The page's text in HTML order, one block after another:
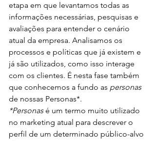
etapa em que levantamos todas as
informações necessárias, pesquisas e
avaliações para entender o cenário
atual da empresa. Analisamos os
processos e políticas que já existem e
já são utilizados, como isso interage
com os clientes. É nesta fase também
que conhecemos a fundo as personas
de nossas Personas*.
*Personas é um termo muito utilizado
no marketing atual para descrever o
perfil de um determinado público-alvo